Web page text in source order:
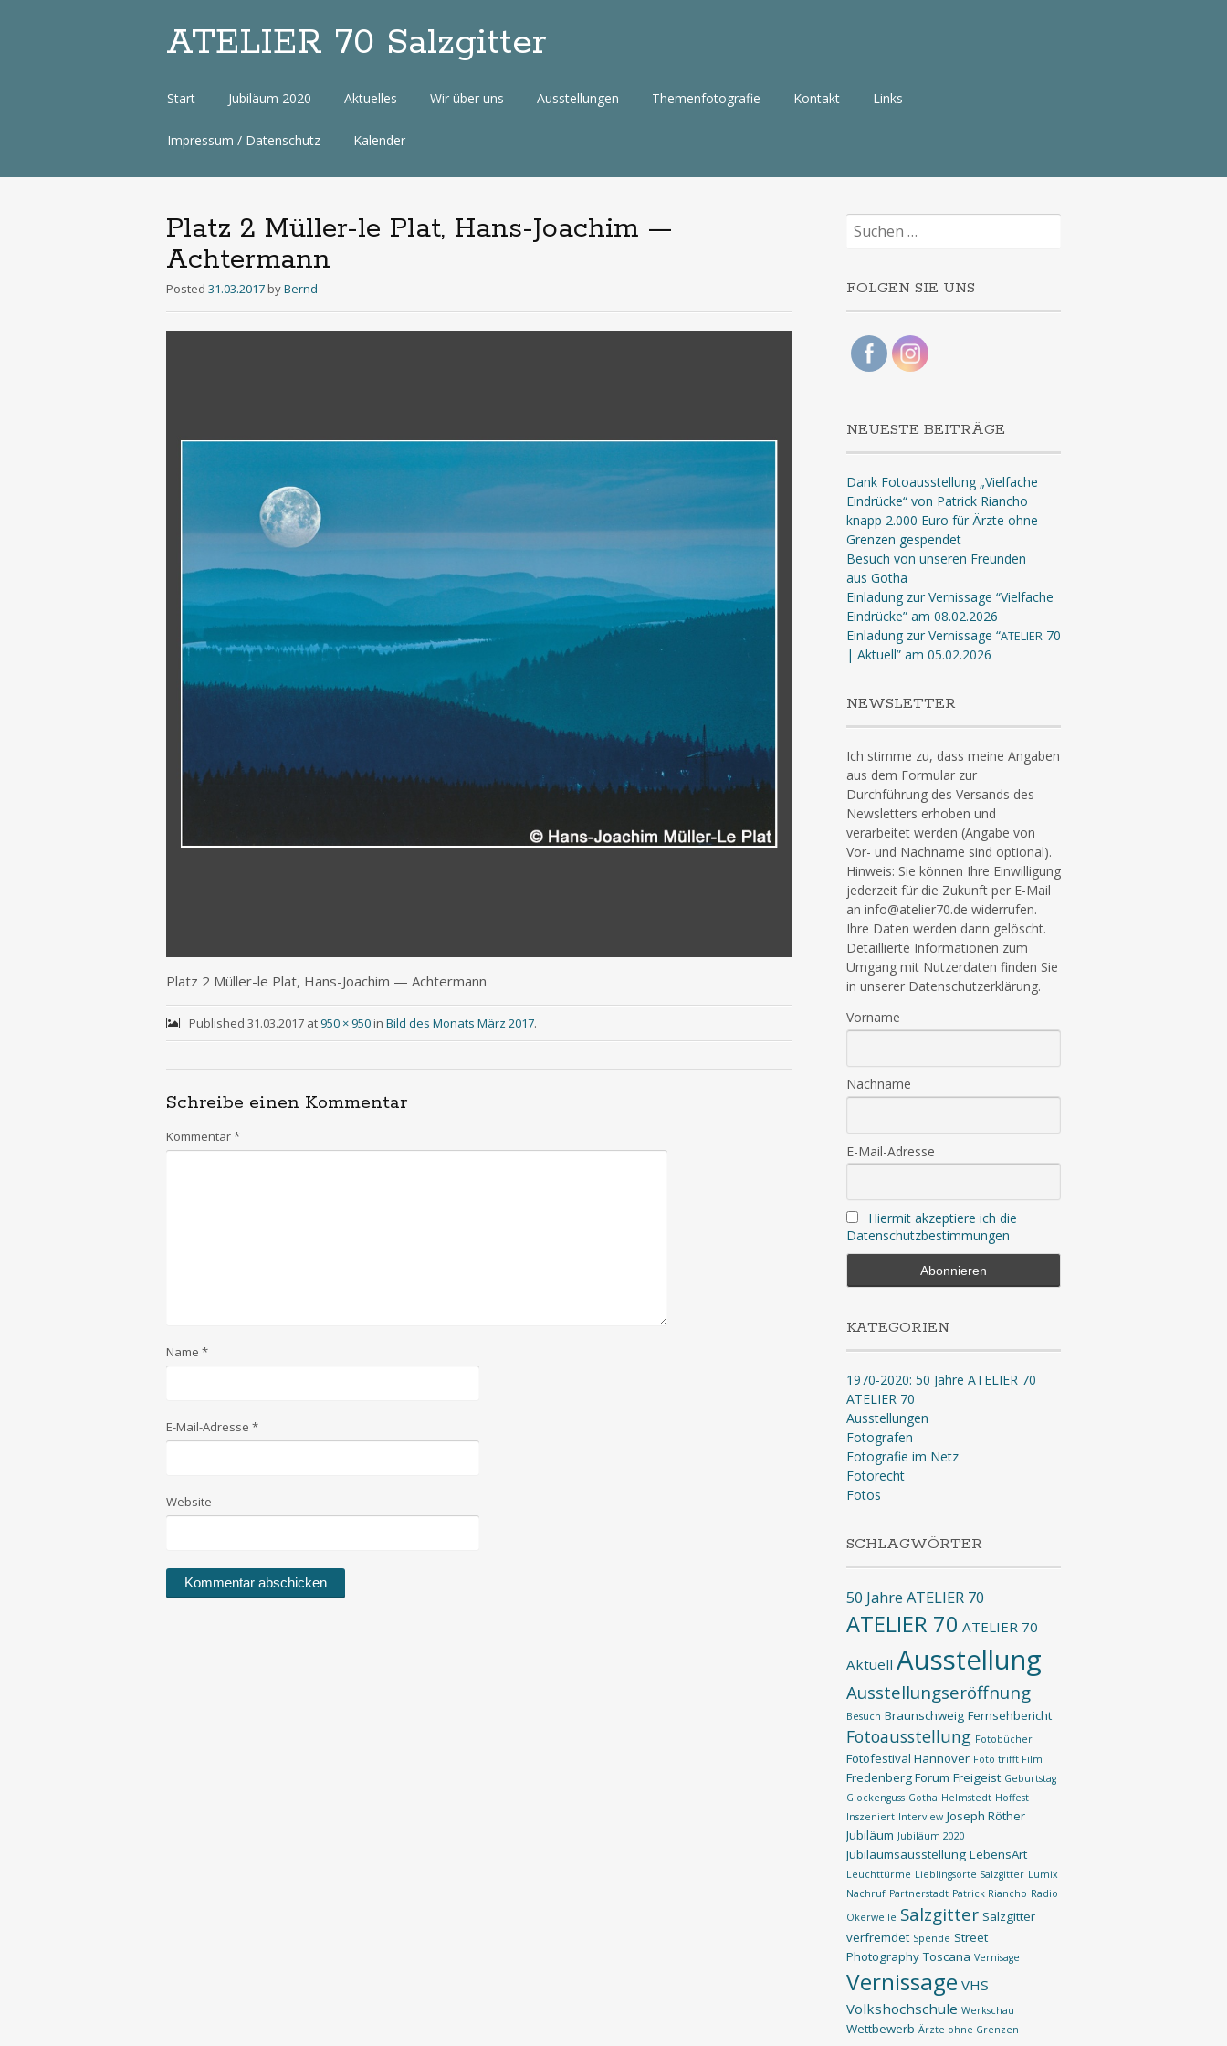
ATELIER 70 Salzgitter
Zum
Start Jubiläum 2020 Aktuelles Wir über uns Ausstellungen Themenfotografie Kontakt Links
Impressum / Datenschutz Kalender
Platz 2 Müller-le Plat, Hans-Joachim —
Achtermann
Posted 31.03.2017 byBernd
Platz 2 Mül­ler-le Plat, Hans-Joa­chim — Achtermann
Published 31.03.2017at950 × 950in Bild des Monats März 2017.
Schreibe einen Kommentar
Kommentar*
Name *
E-Mail-Adresse *
Website
Suchen
nach:
FOLGEN SIE UNS
NEUESTE BEITRÄGE
Dank Fotoausstellung „Vielfache
Eindrücke“ von Patrick Riancho
knapp 2.000 Euro für Ärzte ohne
Grenzen gespendet
Besuch von unseren Freunden
aus Gotha
Einladung zur Vernissage “Vielfache
Eindrücke” am 08.02.2026
Einladung zur Vernissage “ATELIER70
| Aktuell” am 05.02.2026
NEWSLETTER
Ich stimme zu, dass meine Angaben
aus dem Formular zur
Durchführung des Versands des
Newsletters erhoben und
verarbeitet werden (Angabe von
Vor- und Nachname sind optional).
Hinweis: Sie können Ihre Einwilligung
jederzeit für die Zukunft per E-Mail
an info@atelier70.de widerrufen.
Ihre Daten werden dann gelöscht.
Detaillierte Informationen zum
Umgang mit Nutzerdaten finden Sie
in unserer Datenschutzerklärung.
Vorname
Nachname
E-Mail-Adresse
Hiermit akzeptiere ich die
Datenschutzbestimmungen
KATEGORIEN
1970-2020: 50 Jahre ATELIER 70
ATELIER 70
Ausstellungen
Fotografen
Fotografie im Netz
Fotorecht
Fotos
SCHLAGWÖRTER
50 Jahre ATELIER 70
ATELIER 70 ATELIER 70
Aktuell Ausstellung
Ausstellungseröffnung
Besuch Braunschweig Fernsehbericht
Fotoausstellung Fotobücher
Fotofestival Hannover Foto trifft Film
Fredenberg Forum Freigeist Geburtstag
Glockenguss Gotha Helmstedt Hoffest
Inszeniert Interview Joseph Röther
Jubiläum Jubiläum 2020
Jubiläumsausstellung LebensArt
Leuchttürme Lieblingsorte Salzgitter Lumix
Nachruf Partnerstadt Patrick Riancho Radio
Okerwelle Salzgitter Salzgitter
verfremdet Spende Street
Photography Toscana Vernisage
Vernissage VHS
Volkshochschule Werkschau
Wettbewerb Ärzte ohne Grenzen